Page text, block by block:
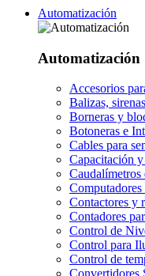
Automatización
Automatización
Accesorios
Balizas,
Borneras y
Botoneras e
Cables para
Capacitación
Caudalímetros
Contactores y
Contadores
Control de
Control para
Control de